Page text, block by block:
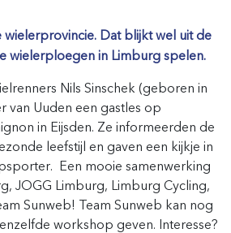
wielerprovincie. Dat blijkt wel uit de
wielerploegen in Limburg spelen.
Nils Sinschek (geboren in
van Uuden een gastles op
in Eijsden. Ze informeerden de
leefstijl en gaven een kijkje in
Een mooie samenwerking
JOGG Limburg, Limburg Cycling,
Sunweb! Team Sunweb kan nog
workshop geven. Interesse?